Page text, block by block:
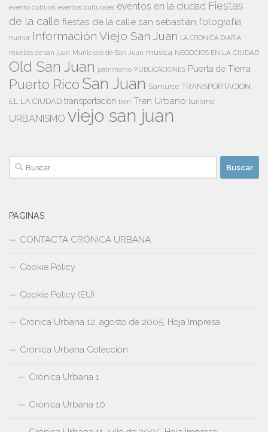
evento cultural eventos culturales eventos en la ciudad Fiestas
de la calle fiestas de la calle san sebastián fotografía
humor Información Viejo San Juan LA CRONICA DIARIA
muelles de san juan Municipio de San Juan musica NEGOCIOS EN LA CIUDAD
Old San Juan patrimonio PUBLICACIONES Puerta de Tierra
Puerto Rico San Juan Santurce TRANSPORTACION
EL LA CIUDAD transportación tren Tren Urbano turismo
URBANISMO viejo san juan
Buscar:
PAGINAS
CONTACTA CRÓNICA URBANA
Cookie Policy
Cookie Policy (EU)
Crónica Urbana 12, agosto de 2005, Hoja Impresa
Crónica Urbana Colección
Crónica Urbana 1
Crónica Urbana 10